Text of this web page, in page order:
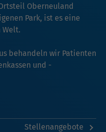
Oberneuland
Park, ist es eine
Welt.
behandeln wir Patienten
und -
Stellenangebote